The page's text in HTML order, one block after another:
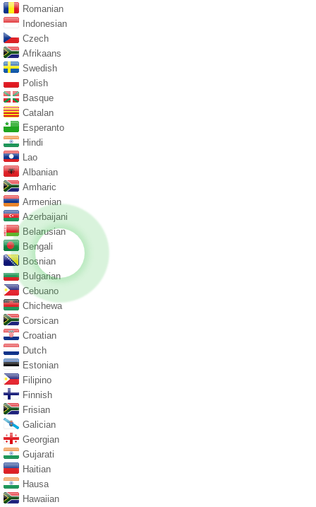
Romanian
Indonesian
Czech
Afrikaans
Swedish
Polish
Basque
Catalan
Esperanto
Hindi
Lao
Albanian
Amharic
Armenian
Azerbaijani
Belarusian
Bengali
Bosnian
Bulgarian
Cebuano
Chichewa
Corsican
Croatian
Dutch
Estonian
Filipino
Finnish
Frisian
Galician
Georgian
Gujarati
Haitian
Hausa
Hawaiian